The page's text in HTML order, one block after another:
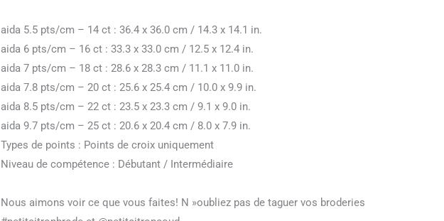
aida 5.5 pts/cm – 14 ct : 36.4 x 36.0 cm / 14.3 x 14.1 in.
aida 6 pts/cm – 16 ct : 33.3 x 33.0 cm / 12.5 x 12.4 in.
aida 7 pts/cm – 18 ct : 28.6 x 28.3 cm / 11.1 x 11.0 in.
aida 7.8 pts/cm – 20 ct : 25.6 x 25.4 cm / 10.0 x 9.9 in.
aida 8.5 pts/cm – 22 ct : 23.5 x 23.3 cm / 9.1 x 9.0 in.
aida 9.7 pts/cm – 25 ct : 20.6 x 20.4 cm / 8.0 x 7.9 in.
Types de points : Points de croix uniquement
Niveau de compétence : Débutant / Intermédiaire
Nous aimons voir ce que vous faites! N »oubliez pas de taguer vos broderies